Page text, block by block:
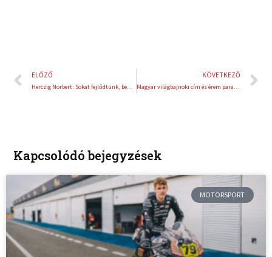
Előző
ELŐZŐ KÖVETKEZŐ
Kapcsolódó bejegyzések
MOTORSPORT